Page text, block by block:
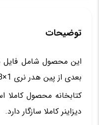
توضیحات
این محصول شامل فایل
بعدی از پین هدر نری 1×8 می باشد.
کتابخانه محصول کاملا
دیزاینر کاملا سازگار دارد.